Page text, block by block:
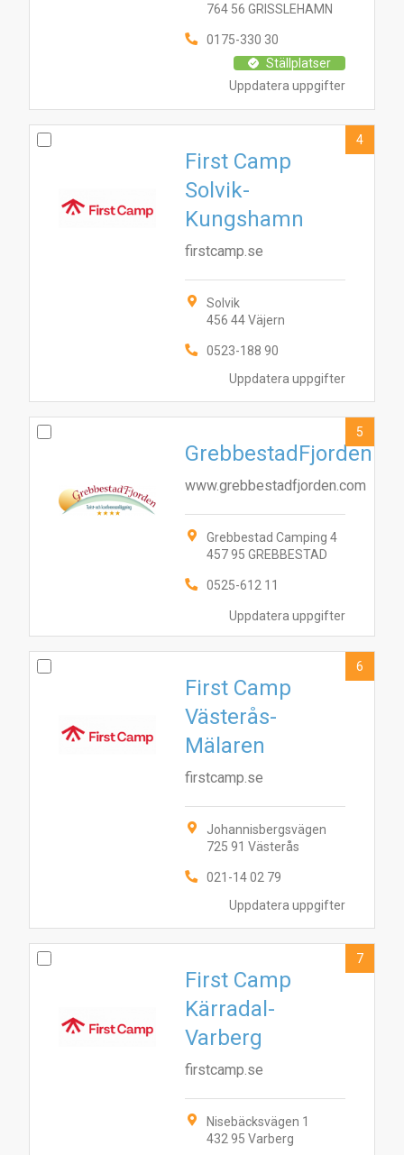
Uppdatera uppgifter
764 56 GRISSLEHAMN
0175-330 30
Ställplatser
Uppdatera uppgifter
First Camp
Solvik-
Kungshamn
firstcamp.se
Solvik
456 44 Väjern
0523-188 90
4
Uppdatera uppgifter
GrebbestadFjorden
www.grebbestadfjorden.com
Grebbestad Camping 4
457 95 GREBBESTAD
0525-612 11
5
Uppdatera uppgifter
First Camp
Västerås-
Mälaren
firstcamp.se
Johannisbergsvägen
725 91 Västerås
021-14 02 79
6
First Camp
Kärradal-
Varberg
firstcamp.se
Nisebäcksvägen 1
432 95 Varberg
7